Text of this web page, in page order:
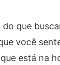
do que
você
está na